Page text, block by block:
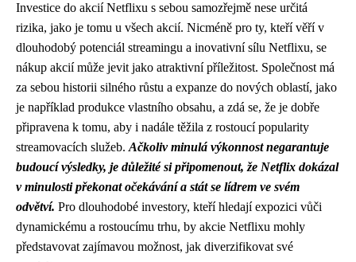
Investice do akcií Netflixu s sebou samozřejmě nese určitá
rizika, jako je tomu u všech akcií. Nicméně pro ty, kteří věří v
dlouhodobý potenciál streamingu a inovativní sílu Netflixu, se
nákup akcií může jevit jako atraktivní příležitost. Společnost má
za sebou historii silného růstu a expanze do nových oblastí, jako
je například produkce vlastního obsahu, a zdá se, že je dobře
připravena k tomu, aby i nadále těžila z rostoucí popularity
streamovacích služeb. Ačkoliv minulá výkonnost negarantuje
budoucí výsledky, je důležité si připomenout, že Netflix dokázal
v minulosti překonat očekávání a stát se lídrem ve svém
odvětví. Pro dlouhodobé investory, kteří hledají expozici vůči
dynamickému a rostoucímu trhu, by akcie Netflixu mohly
představovat zajímavou možnost, jak diverzifikovat své